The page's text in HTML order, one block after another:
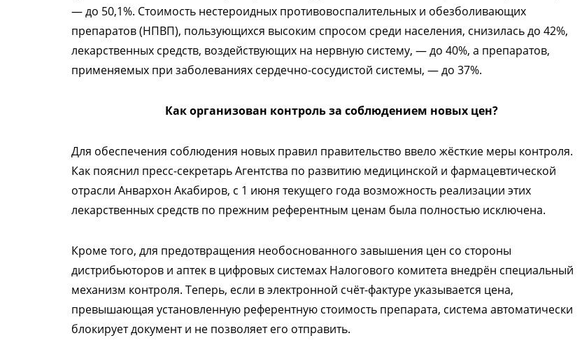
— до 50,1%. Стоимость нестероидных противовоспалительных и обезболивающих
препаратов (НПВП), пользующихся высоким спросом среди населения, снизилась до 42%,
лекарственных средств, воздействующих на нервную систему, — до 40%, а препаратов,
применяемых при заболеваниях сердечно-сосудистой системы, — до 37%.
Как организован контроль за соблюдением новых цен?
Для обеспечения соблюдения новых правил правительство ввело жёсткие меры контроля.
Как пояснил пресс-секретарь Агентства по развитию медицинской и фармацевтической
отрасли Анвархон Акабиров, с 1 июня текущего года возможность реализации этих
лекарственных средств по прежним референтным ценам была полностью исключена.
Кроме того, для предотвращения необоснованного завышения цен со стороны
дистрибьюторов и аптек в цифровых системах Налогового комитета внедрён специальный
механизм контроля. Теперь, если в электронной счёт-фактуре указывается цена,
превышающая установленную референтную стоимость препарата, система автоматически
блокирует документ и не позволяет его отправить.